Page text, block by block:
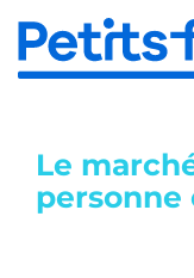
Le
personne